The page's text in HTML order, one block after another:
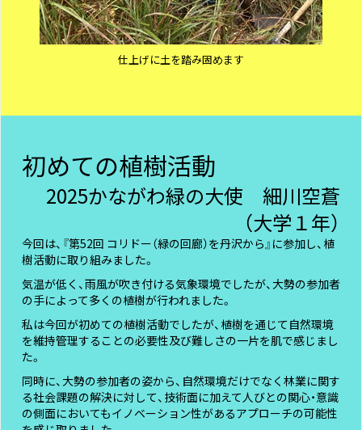
仕上げに土を踏み固めます
初めての植樹活動
2025かながわ緑の大使 細川空蒼
（大学１年）
今回は、『第52回 コリドー（緑の回廊）を丹沢から』に参加し、植
樹活動に取り組みました。
気温が低く、雨風が吹き付ける気象環境でしたが、大勢の参加者
の手によって多くの植樹が行われました。
私は今回が初めての植樹活動でしたが、植樹を通じて自然環境
を維持管理することの必要性及び難しさの一片を肌で感じまし
た。
同時に、大勢の参加者の姿から、自然環境だけでなく林業に関す
る社会課題の解決に対して、技術面に加えて人びとの関心・意識
の側面においてもイノベーション性があるアプローチの可能性